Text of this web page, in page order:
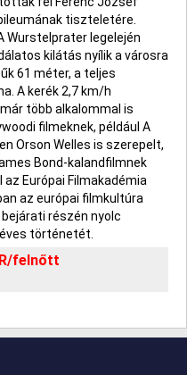
tiszteletére.
Wurstelprater legelején
kilátás nyílik a városra
61 méter, a teljes
A kerék 2,7 km/h
több alkalommal is
filmeknek, például A
Orson Welles is szerepelt,
Bond-kalandfilmnek
Európai Filmakadémia
az európai filmkultúra
részén nyolc
történetét.
felnőtt